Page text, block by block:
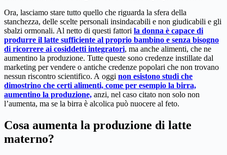
Ora, lasciamo stare tutto quello che riguarda la sfera della
stanchezza, delle scelte personali insindacabili e non giudicabili e gli
sbalzi ormonali. Al netto di questi fattori la donna è capace di
produrre il latte sufficiente al proprio bambino e senza bisogno
di ricorrere ai cosiddetti integratori, ma anche alimenti, che ne
aumentino la produzione. Tutte queste sono credenze instillate dal
marketing per vendere o antiche credenze popolari che non trovano
nessun riscontro scientifico. A oggi non esistono studi che
dimostrino che certi alimenti, come per esempio la birra,
aumentino la produzione, anzi, nel caso citato non solo non
l’aumenta, ma se la birra è alcolica può nuocere al feto.
Cosa aumenta la produzione di latte
materno?